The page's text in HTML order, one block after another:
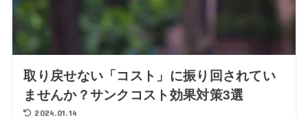
取り戻せない「コスト」に振り回されてい
ませんか？サンクコスト効果対策3選
2024.01.14